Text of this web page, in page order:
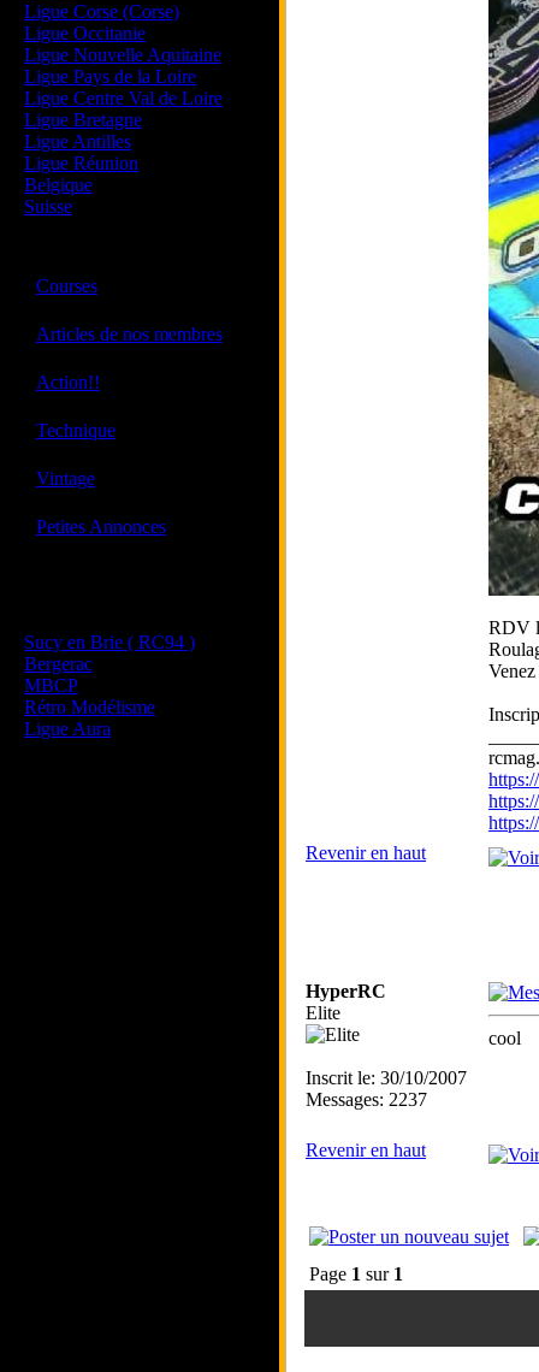
Ligue Corse (Corse)
Ligue Occitanie
Ligue Nouvelle Aquitaine
Ligue Pays de la Loire
Ligue Centre Val de Loire
Ligue Bretagne
Ligue Antilles
Ligue Réunion
Belgique
Suisse
Courses
Articles de nos membres
Action!!
Technique
Vintage
Petites Annonces
Sucy en Brie ( RC94 )
Bergerac
MBCP
Rétro Modélisme
Ligue Aura
RDV
Revenir en haut
HyperRC
Elite
Inscrit le: 30/10/2007
Messages: 2237
cool
Revenir en haut
Page 1 sur 1